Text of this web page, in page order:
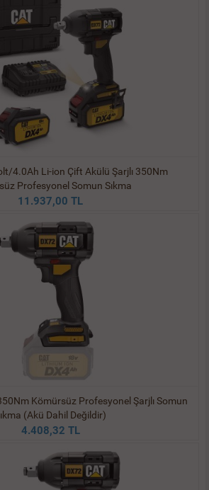
4.0Ah Li-ion Çift Akülü Şarjlı 350Nm
Profesyonel Somun Sıkma
11.937,00 TL
Kömürsüz Profesyonel Şarjlı Somun
(Akü Dahil Değildir)
4.408,32 TL